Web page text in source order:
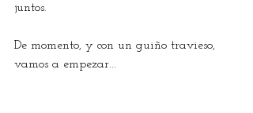
juntos.
De momento, y con un guiño travieso,
vamos a empezar...